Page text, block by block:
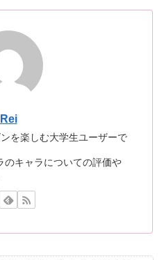
Rei
を楽しむ大学生ユーザーで
のキャラについての評価や